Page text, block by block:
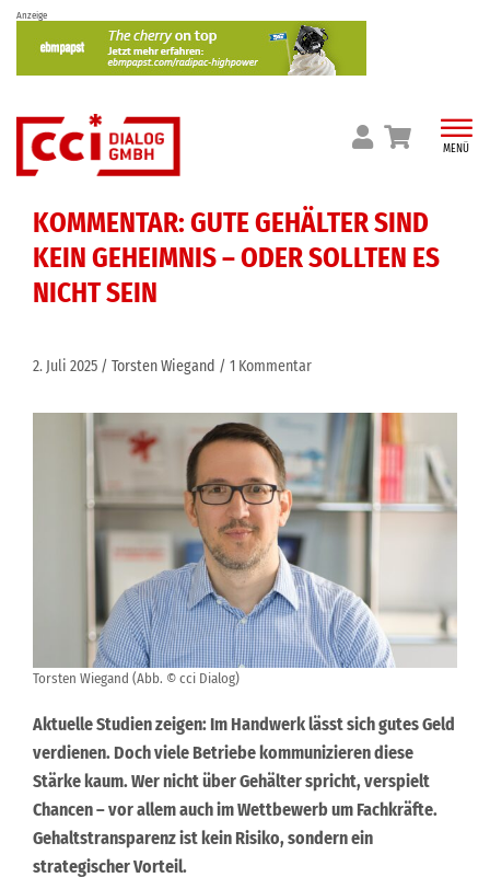
Skip
content
Anzeige
MENÜ
KOMMENTAR: GUTE GEHÄLTER SIND
KEIN GEHEIMNIS – ODER SOLLTEN ES
NICHT SEIN
2. Juli 2025 Torsten Wiegand 1 Kommentar
Torsten Wiegand (Abb. © cci Dialog)
Aktuelle Studien zeigen: Im Handwerk lässt sich gutes Geld
verdienen. Doch viele Betriebe kommunizieren diese
Stärke kaum. Wer nicht über Gehälter spricht, verspielt
Chancen – vor allem auch im Wettbewerb um Fachkräfte.
Gehaltstransparenz ist kein Risiko, sondern ein
strategischer Vorteil.